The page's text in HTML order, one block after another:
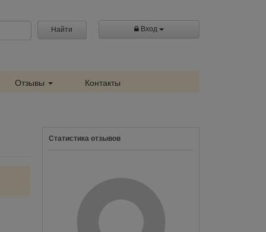
Найти Вход
Отзывы Контакты
Статистика отзывов